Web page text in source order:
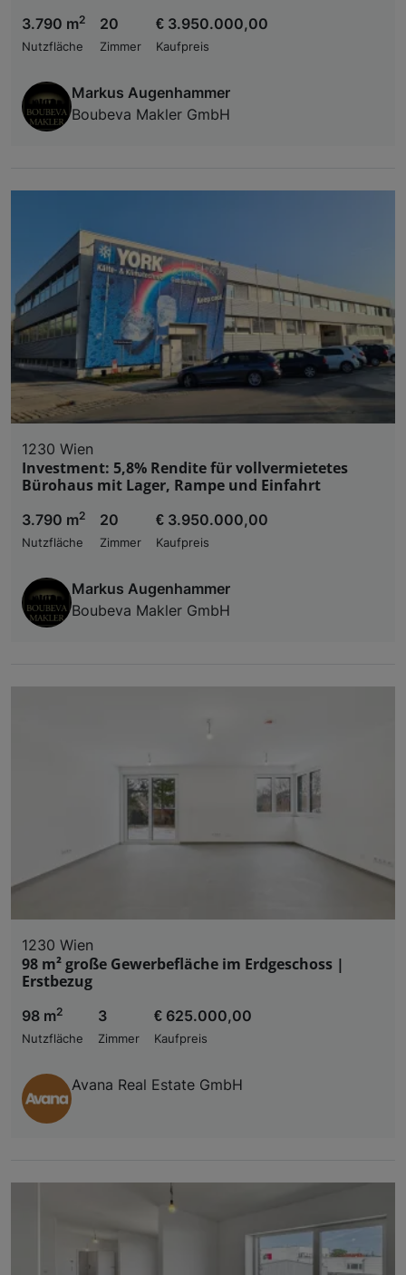
3.790 m2
Nutzfläche
20
Zimmer
€ 3.950.000,00
Kaufpreis
Markus Augenhammer
Boubeva Makler GmbH
1230 Wien
Investment: 5,8% Rendite für vollvermietetes
Bürohaus mit Lager, Rampe und Einfahrt
3.790 m2
Nutzfläche
20
Zimmer
€ 3.950.000,00
Kaufpreis
Markus Augenhammer
Boubeva Makler GmbH
1230 Wien
98 m² große Gewerbefläche im Erdgeschoss |
Erstbezug
98 m2
Nutzfläche
3
Zimmer
€ 625.000,00
Kaufpreis
Avana Real Estate GmbH